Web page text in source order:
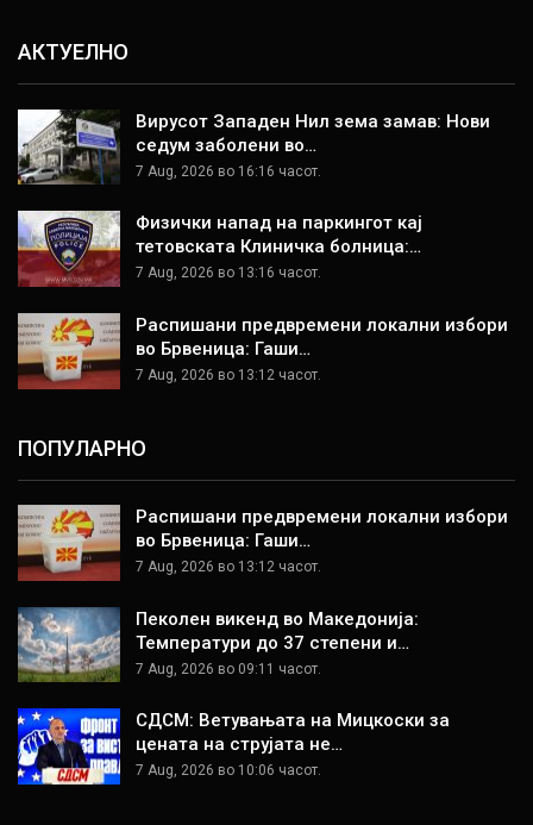
АКТУЕЛНО
Вирусот Западен Нил зема замав: Нови
седум заболени во…
7 Aug, 2026 во 16:16 часот.
Физички напад на паркингот кај
тетовската Клиничка болница:…
7 Aug, 2026 во 13:16 часот.
Распишани предвремени локални избори
во Брвеница: Гаши…
7 Aug, 2026 во 13:12 часот.
ПОПУЛАРНО
Распишани предвремени локални избори
во Брвеница: Гаши…
7 Aug, 2026 во 13:12 часот.
Пеколен викенд во Македонија:
Температури до 37 степени и…
7 Aug, 2026 во 09:11 часот.
СДСМ: Ветувањата на Мицкоски за
цената на струјата не…
7 Aug, 2026 во 10:06 часот.